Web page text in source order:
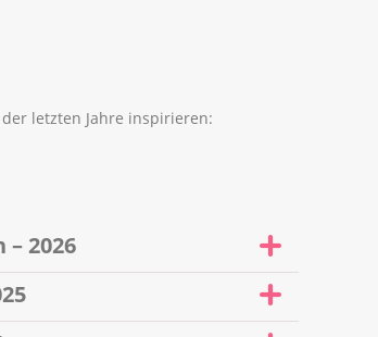
letzten Jahre inspirieren:
2026
seines langjährigen